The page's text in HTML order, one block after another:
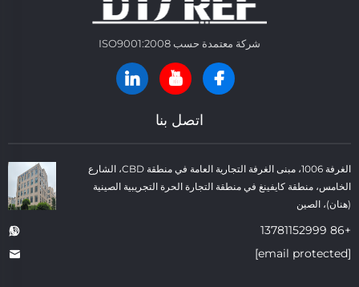
شركة معتمدة حسب ISO9001:2008
اتصل بنا
الغرفة 1006، مبنى الغرفة التجارية العامة في منطقة CBD، الشارع
الخامس، منطقة كايفينغ في منطقة التجارة الحرة التجريبية الصينية
(هنان)، الصين
+86 13781152999